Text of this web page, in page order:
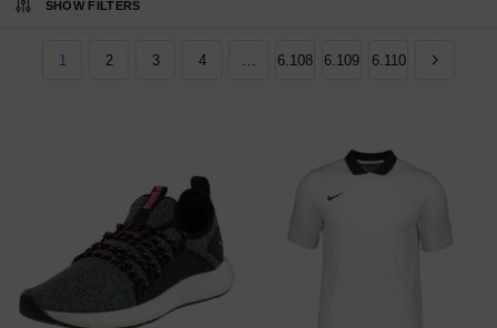
SHOW FILTERS
angezeigt
1 2 3 4 … 6.108 6.109 6.110